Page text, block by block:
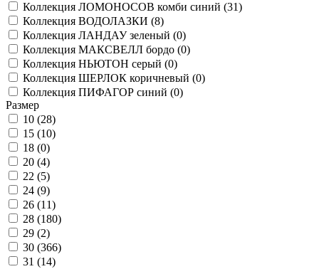
Коллекция ЛОМОНОСОВ комби синий (31)
Коллекция ВОДОЛАЗКИ (8)
Коллекция ЛАНДАУ зеленый (0)
Коллекция МАКСВЕЛЛ бордо (0)
Коллекция НЬЮТОН серый (0)
Коллекция ШЕРЛОК коричневый (0)
Коллекция ПИФАГОР синий (0)
Размер
10 (28)
15 (10)
18 (0)
20 (4)
22 (5)
24 (9)
26 (11)
28 (180)
29 (2)
30 (366)
31 (14)